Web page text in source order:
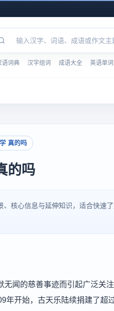
语词典 汉字组词 成语大全 英语单词
真的吗
的吗
核心信息与延伸知识，适合快速
闻的慈善事迹而引起广泛关
年开始，古天乐陆续捐建了超